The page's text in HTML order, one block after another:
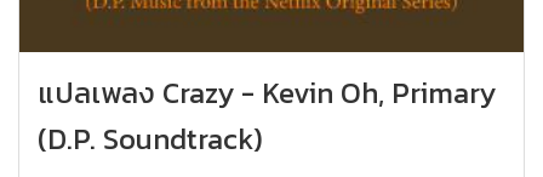
แปลเพลง Crazy - Kevin Oh, Primary
(D.P. Soundtrack)